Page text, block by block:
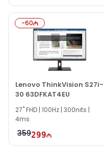
-60
Lenovo ThinkVision S27i-
30 63DFKAT4EU
27" FHD | 100Hz | 300nits |
4ms
359299